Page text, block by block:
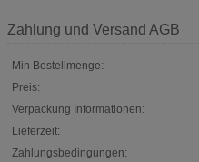
Zahlung und Versand AGB
Min Bestellmenge:
Preis:
Verpackung Informationen:
Lieferzeit:
Zahlungsbedingungen: